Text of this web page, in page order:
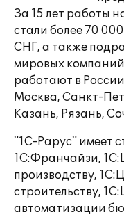
За 15 лет работы
стали более 70
СНГ, а также
мировых
работают в
Москва, Санкт-
Казань, Рязань,
"1С-Рарус" имеет
1С:Франчайзи,
производству,
строительству,
автоматизации